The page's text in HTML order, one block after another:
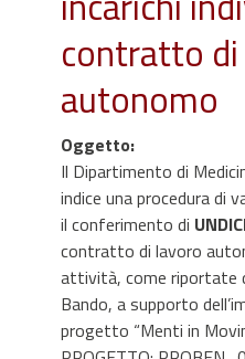
contratto
autonomo
Oggetto:
Il Dipartimento di
indice una procedura di
il conferimento di
contratto di lavoro
attività, come riportate
Bando, a supporto
progetto “Menti in